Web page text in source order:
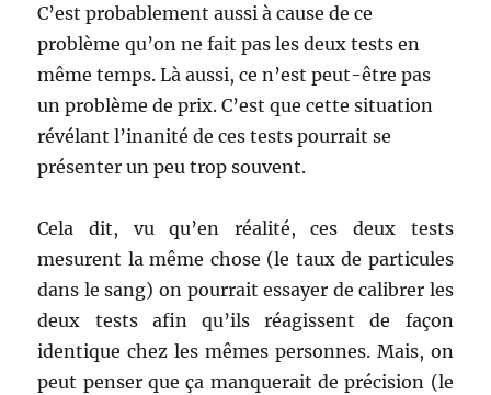
C’est probablement aussi à cause de ce
problème qu’on ne fait pas les deux tests en
même temps. Là aussi, ce n’est peut-être pas
un problème de prix. C’est que cette situation
révélant l’inanité de ces tests pourrait se
présenter un peu trop souvent.
Cela dit, vu qu’en réalité, ces deux tests
mesurent la même chose (le taux de particules
dans le sang) on pourrait essayer de calibrer les
deux tests afin qu’ils réagissent de façon
identique chez les mêmes personnes. Mais, on
peut penser que ça manquerait de précision (le